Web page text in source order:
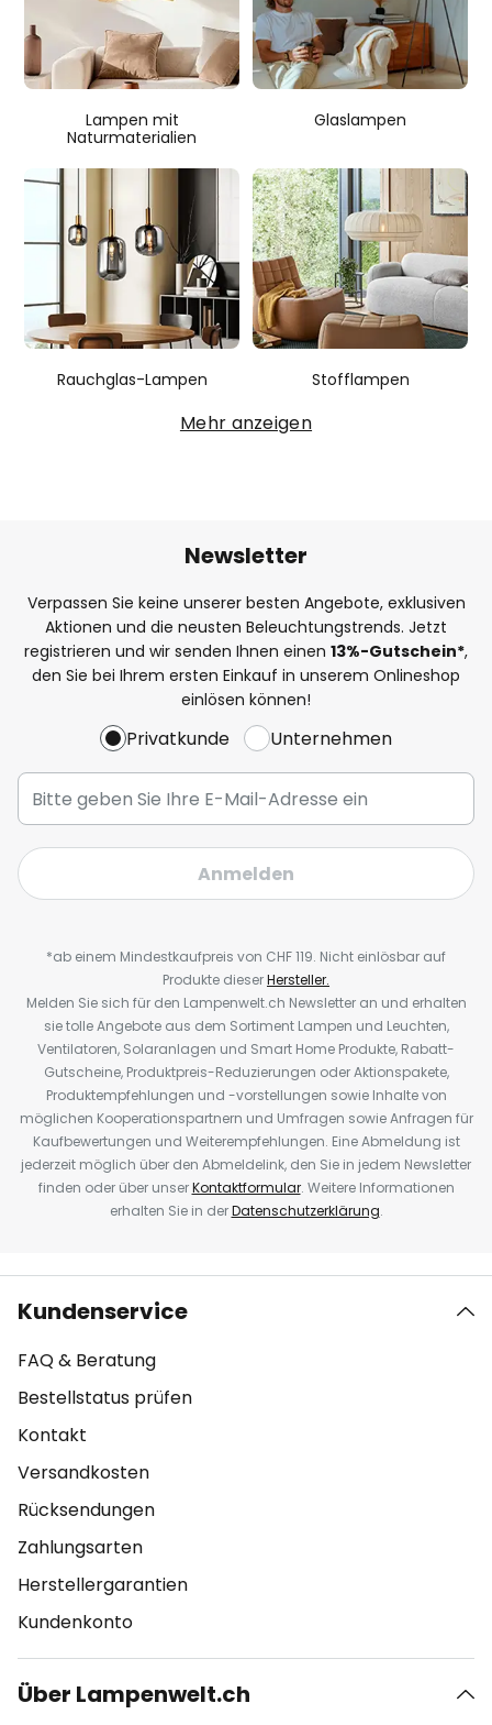
Lampen mit
Naturmaterialien
Glaslampen
Rauchglas-Lampen Stofflampen
Mehr anzeigen
Newsletter
Verpassen Sie keine unserer besten Angebote, exklusiven
Aktionen und die neusten Beleuchtungstrends. Jetzt
registrieren und wir senden Ihnen einen 13%-Gutschein*,
den Sie bei Ihrem ersten Einkauf in unserem Onlineshop
einlösen können!
Privatkunde Unternehmen
Anmelden
*ab einem Mindestkaufpreis von CHF 119. Nicht einlösbar auf
Produkte dieserHersteller.
Melden Sie sich für den Lampenwelt.ch Newsletter an und erhalten
sie tolle Angebote aus dem Sortiment Lampen und Leuchten,
Ventilatoren, Solaranlagen und Smart Home Produkte, Rabatt-
Gutscheine, Produktpreis-Reduzierungen oder Aktionspakete,
Produktempfehlungen und -vorstellungen sowie Inhalte von
möglichen Kooperationspartnern und Umfragen sowie Anfragen für
Kaufbewertungen und Weiterempfehlungen. Eine Abmeldung ist
jederzeit möglich über den Abmeldelink, den Sie in jedem Newsletter
finden oder über unserKontaktformular. Weitere Informationen
erhalten Sie in derDatenschutzerklärung.
Kundenservice
FAQ & Beratung
Bestellstatus prüfen
Kontakt
Versandkosten
Rücksendungen
Zahlungsarten
Herstellergarantien
Kundenkonto
Über Lampenwelt.ch